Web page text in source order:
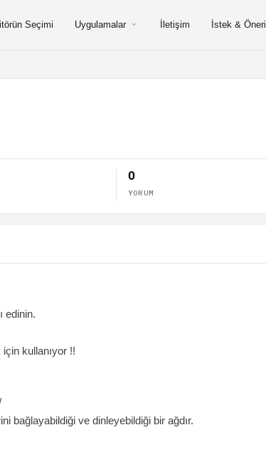
Seçimi Uygulamalar İletişim İstek & Öneri
0
YORUM
edinin.
kullanıyor !!
bağlayabildiği ve dinleyebildiği bir ağdır.